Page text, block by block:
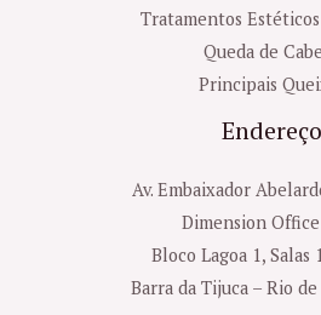
Tratamentos
Queda de
Principais
Endereço
Av. Embaixador
Dimension
Bloco Lagoa 1, Salas
Barra da Tijuca – Rio